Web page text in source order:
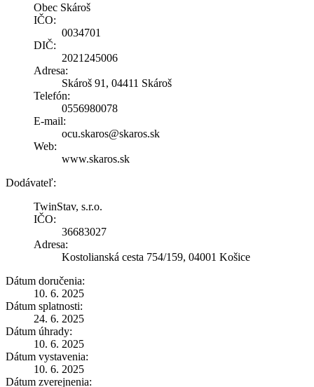
Obec Skároš
IČO:
0034701
DIČ:
2021245006
Adresa:
Skároš 91, 04411 Skároš
Telefón:
0556980078
E-mail:
ocu.skaros@skaros.sk
Web:
www.skaros.sk
Dodávateľ:
TwinStav, s.r.o.
IČO:
36683027
Adresa:
Kostolianská cesta 754/159, 04001 Košice
Dátum doručenia:
10. 6. 2025
Dátum splatnosti:
24. 6. 2025
Dátum úhrady:
10. 6. 2025
Dátum vystavenia:
10. 6. 2025
Dátum zverejnenia: